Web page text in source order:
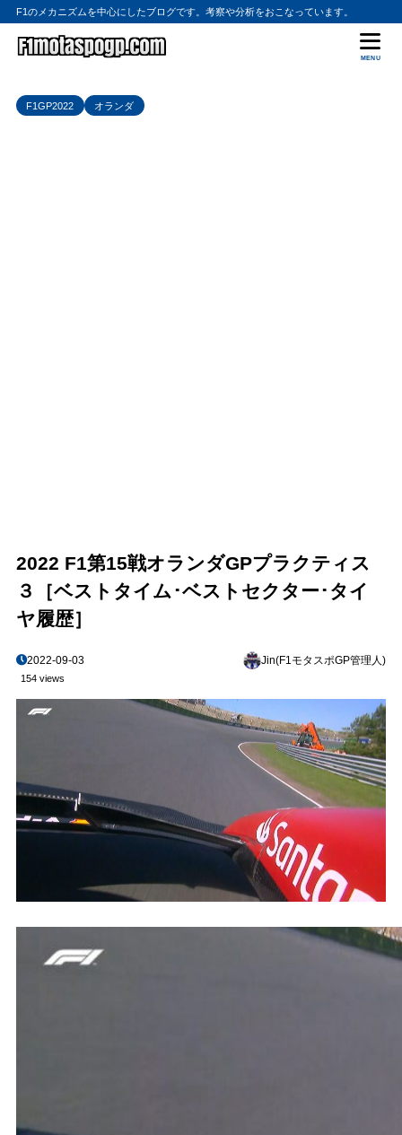
F1のメカニズムを中心にしたブログです。考察や分析をおこなっています。
MENU
F1GP2022 オランダ
2022 F1第15戦オランダGPプラクティス
３［ベストタイム･ベストセクター･タイ
ヤ履歴］
2022-09-03 Jin(F1モタスポGP管理人)
154 views